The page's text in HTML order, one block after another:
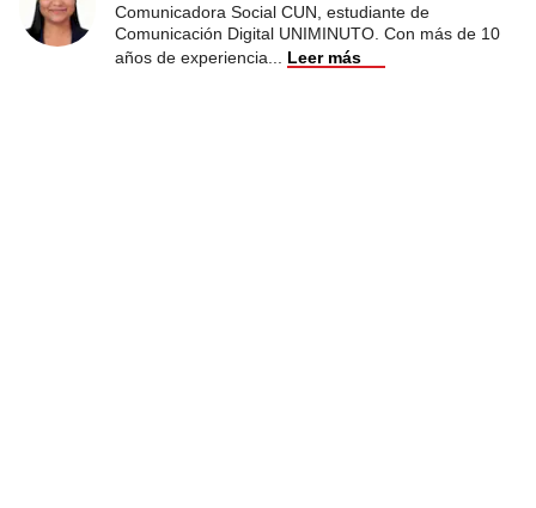
Comunicadora Social CUN, estudiante de
Comunicación Digital UNIMINUTO. Con más de 10
años de experiencia
Leer más